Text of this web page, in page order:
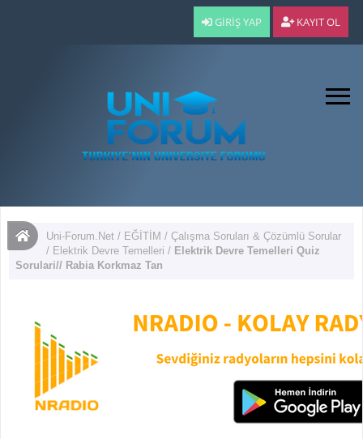
GIRIŞ YAP KAYIT OL
Uni-Forum.Net / EĞİTİM /Çalışma Soruları & Çözümlü Sorular
/ Elektrik Devre Temelleri / Elektrik Devre Temelleri Quiz
Sorulari// Rabia Korkmaz Tan